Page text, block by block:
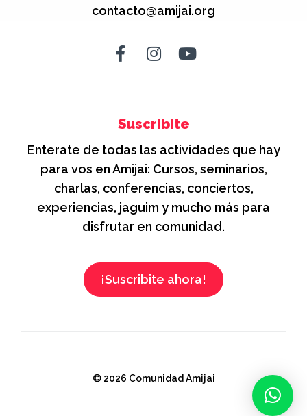
contacto@amijai.org
Suscribite
Enterate de todas las actividades que hay
para vos en Amijai: Cursos, seminarios,
charlas, conferencias, conciertos,
experiencias, jaguim y mucho más para
disfrutar en comunidad.
¡Suscribite ahora!
© 2026 Comunidad Amijai